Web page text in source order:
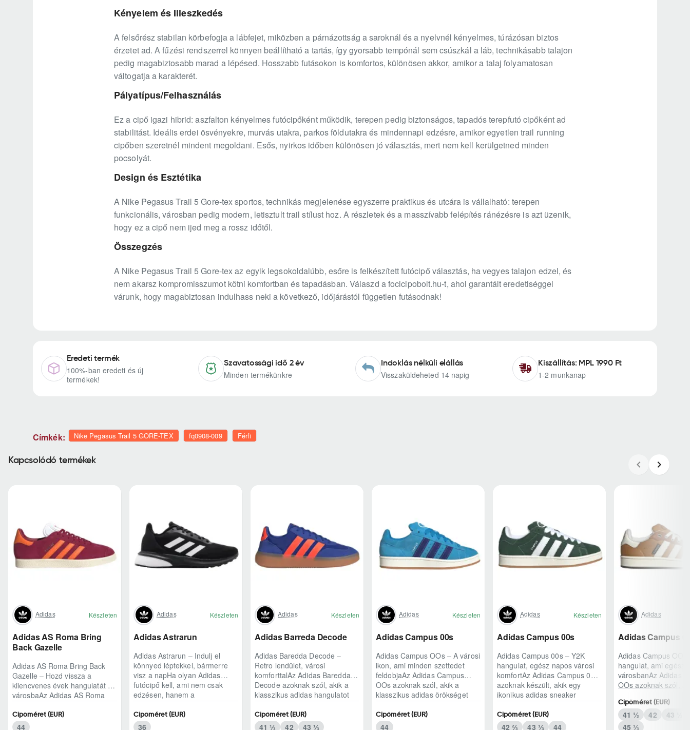
Kényelem és Illeszkedés
A felsőrész stabilan körbefogja a lábfejet, miközben a párnázottság a saroknál és a nyelvnél kényelmes, túrázósan biztos
érzetet ad. A fűzési rendszerrel könnyen beállítható a tartás, így gyorsabb tempónál sem csúszkál a láb, technikásabb talajon
pedig magabiztosabb marad a lépésed. Hosszabb futásokon is komfortos, különösen akkor, amikor a talaj folyamatosan
váltogatja a karakterét.
Pályatípus/Felhasználás
Ez a cipő igazi hibrid: aszfalton kényelmes futócipőként működik, terepen pedig biztonságos, tapadós terepfutó cipőként ad
stabilitást. Ideális erdei ösvényekre, murvás utakra, parkos földutakra és mindennapi edzésre, amikor egyetlen trail running
cipőben szeretnél mindent megoldani. Esős, nyirkos időben különösen jó választás, mert nem kell kerülgetned minden
pocsolyát.
Design és Esztétika
A Nike Pegasus Trail 5 Gore-tex sportos, technikás megjelenése egyszerre praktikus és utcára is vállalható: terepen
funkcionális, városban pedig modern, letisztult trail stílust hoz. A részletek és a masszívabb felépítés ránézésre is azt üzenik,
hogy ez a cipő nem ijed meg a rossz időtől.
Összegzés
A Nike Pegasus Trail 5 Gore-tex az egyik legsokoldalúbb, esőre is felkészített futócipő választás, ha vegyes talajon edzel, és
nem akarsz kompromisszumot kötni komfortban és tapadásban. Válaszd a focicipobolt.hu-t, ahol garantált eredetiséggel
várunk, hogy magabiztosan indulhass neki a következő, időjárástól független futásodnak!
Eredeti termék
100%-ban eredeti és új
termékek!
Szavatossági idő 2 év
Minden termékünkre
Indoklás nélküli elállás
Visszaküldeheted 14 napig
Kiszállítás: MPL 1990 Ft
1-2 munkanap
Címkék: Nike Pegasus Trail 5 GORE-TEX fq0908-009 Férfi
Kapcsolódó termékek
Adidas Készleten
Adidas AS Roma Bring
Back Gazelle
Adidas AS Roma Bring Back
Gazelle – Hozd vissza a
kilencvenes évek hangulatát a
városbaAz Adidas AS Roma
Bring Back Gazelle nem
egyszerű sneaker, hane..
Cipőméret (EUR)
44
Adidas Készleten
Adidas Astrarun
Adidas Astrarun – Indulj el
könnyed léptekkel, bármerre
visz a napHa olyan Adidas
futócipő kell, ami nem csak
edzésen, hanem a
hétköznapokban is kénye..
Cipőméret (EUR)
36
Adidas Készleten
Adidas Barreda Decode
Adidas Baredda Decode –
Retro lendület, városi
komforttalAz Adidas Baredda
Decode azoknak szól, akik a
klasszikus adidas hangulatot
modern, mindennap ..
Cipőméret (EUR)
41 ⅓ 42 43 ⅓
Adidas Készleten
Adidas Campus 00s
Adidas Campus OOs – A városi
ikon, ami minden szettedet
feldobjaAz Adidas Campus
OOs azoknak szól, akik a
klasszikus adidas örökséget
modern, kétezres..
Cipőméret (EUR)
44
Adidas Készleten
Adidas Campus 00s
Adidas Campus 00s – Y2K
hangulat, egész napos városi
komfortAz Adidas Campus 00s
azoknak készült, akik egy
ikonikus adidas sneaker
karakterét keresik,..
Cipőméret (EUR)
42 ⅔ 43 ⅓ 44
Adidas
Adidas Campus
Adidas Campus OOs
hangulat, ami egész
városbanAz Adidas
OOs azoknak szól,
modern, kétezres ..
Cipőméret (EUR)
41 ⅓ 42
43 ⅓
45 ⅓